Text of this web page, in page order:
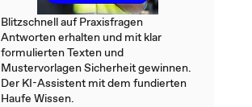
Blitzschnell auf Praxisfragen
Antworten erhalten und mit klar
formulierten Texten und
Mustervorlagen Sicherheit gewinnen.
Der KI-Assistent mit dem fundierten
Haufe Wissen.